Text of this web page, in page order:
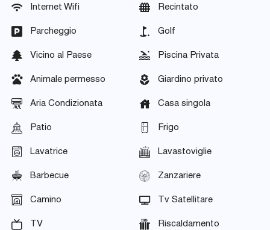
Internet Wifi Recintato
Parcheggio Golf
Vicino al Paese Piscina Privata
Animale permesso Giardino privato
Aria Condizionata Casa singola
Patio Frigo
Lavatrice Lavastoviglie
Barbecue Zanzariere
Camino Tv Satellitare
TV Riscaldamento